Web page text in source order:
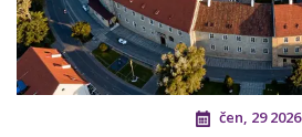
čen, 29 2026